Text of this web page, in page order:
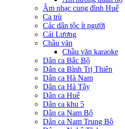
Âm nhạc cung đình Huế
Ca trù
Các dân tộc ít người
Cải Lương
Chầu văn
Chầu văn karaoke
Dân ca Bắc Bộ
Dân ca Bình Trị Thiên
Dân ca Hà Nam
Dân ca Hà Tây
Dân ca Huế
Dân ca khu 5
Dân ca Nam Bộ
Dân ca Nam Trung Bộ